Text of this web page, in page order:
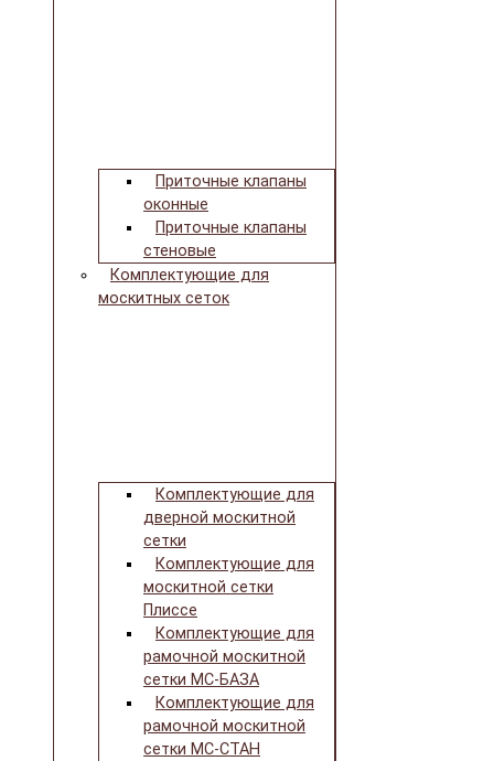
Приточные клапаны
оконные
Приточные клапаны
стеновые
Комплектующие для
москитных сеток
Комплектующие для
дверной москитной
сетки
Комплектующие для
москитной сетки
Плиссе
Комплектующие для
рамочной москитной
сетки МС-БАЗА
Комплектующие для
рамочной москитной
сетки МС-СТАН